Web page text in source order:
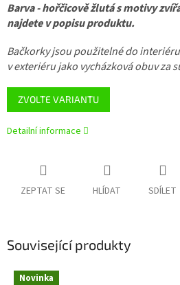
ZVOLTE VARIANTU
Barva - hořčicově žlutá s motivy
najdete v popisu produktu.
Bačkorky jsou použitelné do
v exteriéru jako vycházková obuv za
Detailní informace
ZEPTAT SE HLÍDAT SDÍLET
Související produkty
Novinka